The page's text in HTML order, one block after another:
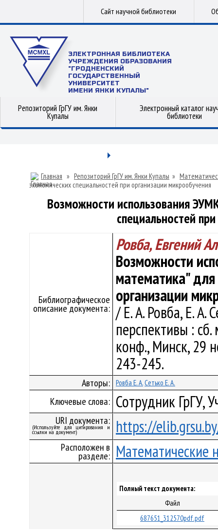
Сайт научной библиотеки
ЭЛЕКТРОННАЯ БИБЛИОТЕКА
УЧРЕЖДЕНИЯ ОБРАЗОВАНИЯ
"ГРОДНЕНСКИЙ
ГОСУДАРСТВЕННЫЙ
УНИВЕРСИТЕТ
ИМЕНИ ЯНКИ КУПАЛЫ"
Репозиторий ГрГУ им. Янки
Купалы
Электронный каталог
библиотеки
Главная » Репозиторий ГрГУ им. Янки Купалы »
экономических специальностей при организации микрообучения
Возможности использования
специальностей
Библиографическое
описание документа:
Ровба, Евгений
Возможности
математика" для
организации
/ Е. А. Ровба, Е.
перспективы :
конф., Минск, 29
243-245.
Авторы: Ровба Е. А.Сетько Е. А.
Ключевые слова: Сотрудник ГрГУ,
URI документа:
(Используйте для цитирования и
ссылки на документ) https://
Расположен в
разделе: Математические
Полный текст документа:
Файл
687651_312570pdf.pdf